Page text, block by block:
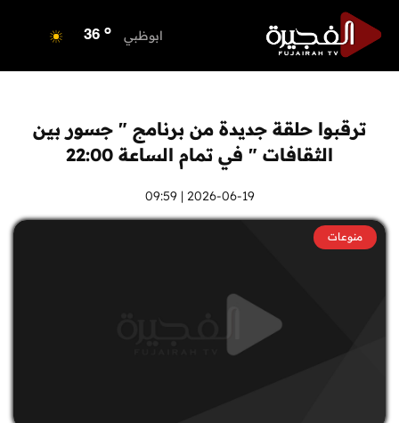
ابوظبي 36 o
الشارقة 36 o
o
أم القيوين
راس الخيمة 36 o
ترقبوا حلقة جديدة من برنامج " جسور بين
الثقافات " في تمام الساعة 22:00
2026-06-19 | 09:59
منوعات